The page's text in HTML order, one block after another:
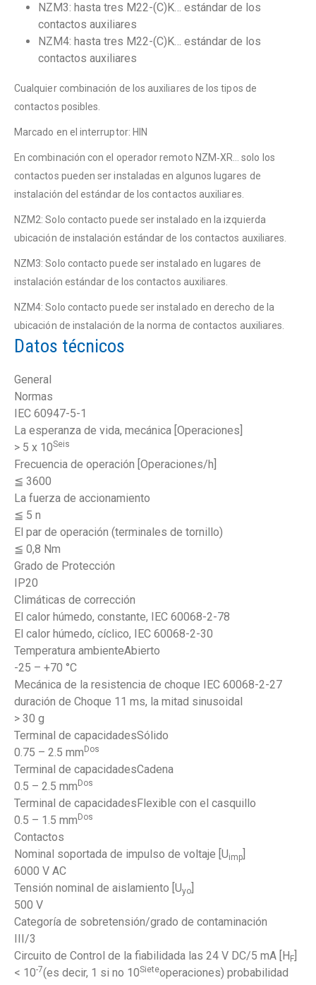
NZM3: hasta tres M22-(C)K… estándar de los
contactos auxiliares
NZM4: hasta tres M22-(C)K… estándar de los
contactos auxiliares
Cualquier combinación de los auxiliares de los tipos de
contactos posibles.
Marcado en el interruptor: HIN
En combinación con el operador remoto NZM‐XR… solo los
contactos pueden ser instaladas en algunos lugares de
instalación del estándar de los contactos auxiliares.
NZM2: Solo contacto puede ser instalado en la izquierda
ubicación de instalación estándar de los contactos auxiliares.
NZM3: Solo contacto puede ser instalado en lugares de
instalación estándar de los contactos auxiliares.
NZM4: Solo contacto puede ser instalado en derecho de la
ubicación de instalación de la norma de contactos auxiliares.
Datos técnicos
General
Normas
IEC 60947-5-1
La esperanza de vida, mecánica [Operaciones]
> 5 x 10Seis
Frecuencia de operación [Operaciones/h]
≦ 3600
La fuerza de accionamiento
≦ 5 n
El par de operación (terminales de tornillo)
≦ 0,8 Nm
Grado de Protección
IP20
Climáticas de corrección
El calor húmedo, constante, IEC 60068-2-78
El calor húmedo, cíclico, IEC 60068-2-30
Temperatura ambienteAbierto
-25 – +70 °C
Mecánica de la resistencia de choque IEC 60068-2-27
duración de Choque 11 ms, la mitad sinusoidal
> 30 g
Terminal de capacidadesSólido
0.75 – 2.5 mm Dos
Terminal de capacidadesCadena
0.5 – 2.5 mm Dos
Terminal de capacidadesFlexible con el casquillo
0.5 – 1.5 mm Dos
Contactos
Nominal soportada de impulso de voltaje [Uimp
6000 V AC
Tensión nominal de aislamiento [Uyo
500 V
Categoría de sobretensión/grado de contaminación
III/3
Circuito de Control de la fiabilidada las 24 V DC/5 mA [H F
< 10-7(es decir, 1 si no 10Sieteoperaciones) probabilidad